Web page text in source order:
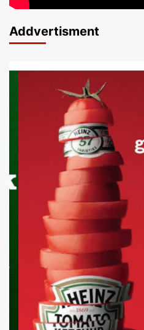
Addvertisment